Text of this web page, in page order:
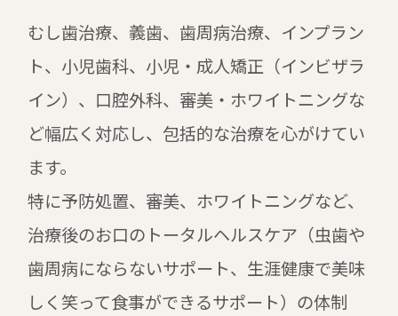
むし歯治療、義歯、歯周病治療、インプラン
ト、小児歯科、小児・成人矯正（インビザラ
イン）、口腔外科、審美・ホワイトニングな
ど幅広く対応し、包括的な治療を心がけてい
ます。
特に予防処置、審美、ホワイトニングなど、
治療後のお口のトータルヘルスケア（虫歯や
歯周病にならないサポート、生涯健康で美味
しく笑って食事ができるサポート）の体制